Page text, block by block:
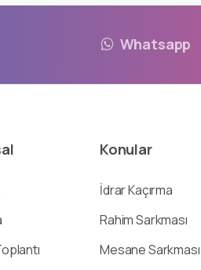
Whatsapp
Konular
İdrar Kaçırma
Rahim Sarkması
Mesane Sarkması